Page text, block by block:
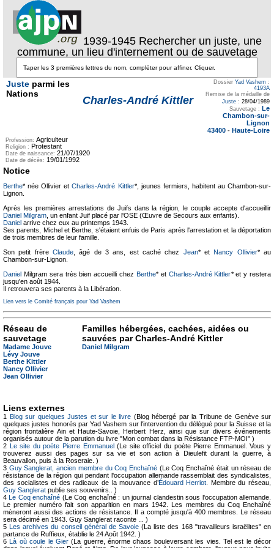
1939-1945 Rechercher un juste, une
commune, un lieu d'internement ou de sauvetage
Juste parmi les
Nations
Charles-André Kittler
Dossier Yad Vashem :
4193A
Remise de la médaille de
Juste : 28/04/1989
Sauvetage : Le
Chambon-sur-
Lignon
43400 - Haute-Loire
Profession: Agriculteur
Religion : Protestant
Date de naissance: 21/07/1920
Date de décès: 19/01/1992
Notice
Berthe* née Ollivier etCharles-André Kittler*, jeunes fermiers, habitent au Chambon-sur-
Lignon.
Après les premières arrestations de Juifs dans la région, le couple accepte d'accueillir
Daniel Milgram , un enfant Juif placé par l'OSE (Œuvre de Secours aux enfants).
Daniel arrive chez eux au printemps 1943.
Ses parents, Michel et Berthe, s'étaient enfuis de Paris après l'arrestation et la déportation
de trois membres de leur famille.
Son petit frère Claude , âgé de 3 ans, est caché chez Jean* etNancy Ollivier* au
Chambon-sur-Lignon.
Daniel Milgram sera très bien accueilli chez Berthe* et Charles-André Kittler* et y restera
jusqu'en août 1944.
Il retrouvera ses parents à la Libération.
Lien vers le Comité français pour Yad Vashem
Réseau de
sauvetage
Madame Jouve
Lévy Jouve
Berthe Kittler
Nancy Ollivier
Jean Ollivier
Familles hébergées, cachées, aidées ou
sauvées par Charles-André Kittler
Daniel Milgram
Liens externes
1 Blog sur quelques Justes et sur le livre (Blog hébergé par la Tribune de Genève sur
quelques justes honorés par Yad Vashem sur l'intervention du délégué pour la Suisse et la
région frontalière Ain et Haute-Savoie, Herbert Herz, ainsi que sur divers événements
organisés autour de la parution du livre "Mon combat dans la Résistance FTP-MOI" )
2 Le site du poète Pierre Emmanuel(Le site officiel du poète Pierre Emmanuel. Vous y
trouverez aussi des pages sur sa vie et son action à Dieulefit durant la guerre, à
Beauvallon, puis à la Roseraie. )
3 Guy Sanglerat, ancien membre du Coq Enchaîné (Le Coq Enchaîné était un réseau de
résistance de la région qui pendant l'occupation allemande rassemblait des syndicalistes,
des socialistes et des radicaux de la mouvance d’Édouard Herriot . Membre du réseau,
Guy Sanglerat publie ses souvenirs.. )
4Le Coq enchaîné (Le Coq enchaîné : un journal clandestin sous l'occupation allemande.
Le premier numéro fait son apparition en mars 1942. Les membres du Coq Enchaîné
mèneront aussi des actions de résistance. Il a compté jusqu'à 400 membres. Le réseau
sera décimé en 1943. Guy Sanglerat raconte ... )
5Les archives du conseil général de Savoie (La liste des 168 "travailleurs israëlites" en
partance de Ruffieux, établie le 24 Août 1942. )
6Là où coule le Gier(La guerre, énorme chaos bouleversant les vies. Tel est le décor